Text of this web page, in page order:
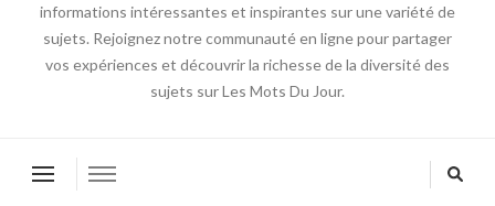
informations intéressantes et inspirantes sur une variété de
sujets. Rejoignez notre communauté en ligne pour partager
vos expériences et découvrir la richesse de la diversité des
sujets sur Les Mots Du Jour.